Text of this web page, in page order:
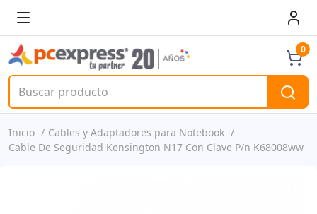
0
Inicio
Cables y Adaptadores para Notebook
Cable De Seguridad Kensington N17 Con Clave P/n K68008ww